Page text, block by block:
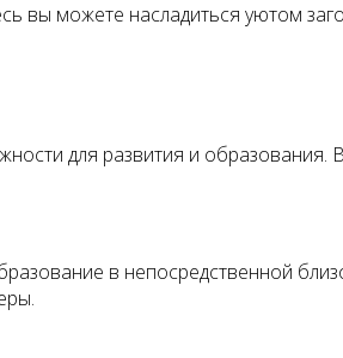
вы можете насладиться уютом
для развития и образования.
в непосредственной